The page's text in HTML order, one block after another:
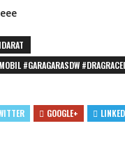
#GARAGARASDW
GOOGLE+